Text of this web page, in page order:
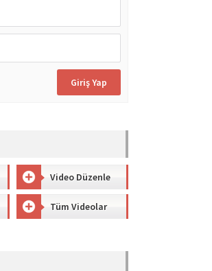
Video Düzenle
Tüm Videolar